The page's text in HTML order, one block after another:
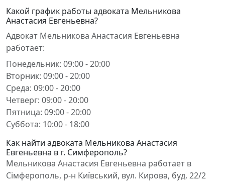
Какой график работы адвоката Мельникова
Анастасия Евгеньевна?
Адвокат Мельникова Анастасия Евгеньевна
работает:
Понедельник: 09:00 - 20:00
Вторник: 09:00 - 20:00
Среда: 09:00 - 20:00
Четверг: 09:00 - 20:00
Пятница: 09:00 - 20:00
Суббота: 10:00 - 18:00
Как найти адвоката Мельникова Анастасия
Евгеньевна в г. Симферополь?
Мельникова Анастасия Евгеньевна работает в
Сімферополь, р-н Київський, вул. Кирова, буд. 22/2